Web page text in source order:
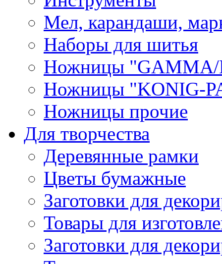
Мел, карандаши,
Наборы для шитья
Ножницы "GAMMA/
Ножницы "KONIG-
Ножницы прочие
Для творчества
Деревянные рамки
Цветы бумажные
Заготовки для
Товары для
Заготовки для